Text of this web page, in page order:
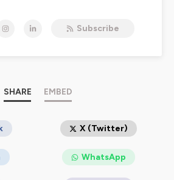
plus d'informations.Subscribe
SHARE EMBED
X (Twitter)
WhatsApp